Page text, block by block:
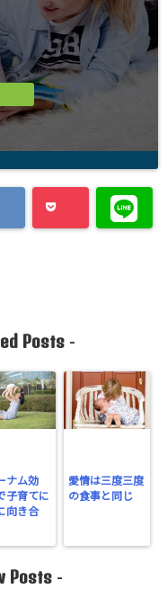
Posts-
ナム効
子育てに
向き合
愛情は三度三度
の食事と同じ
Posts -